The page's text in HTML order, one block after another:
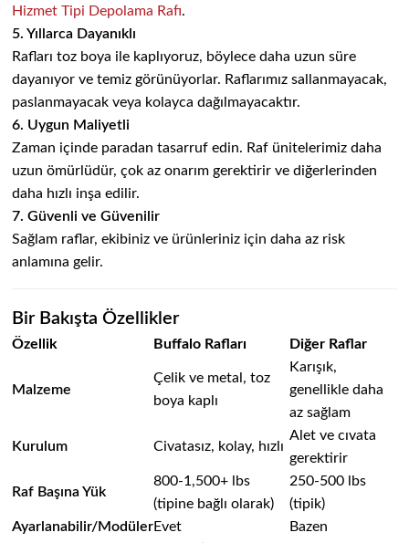
Hizmet Tipi Depolama Rafı.
5. Yıllarca Dayanıklı
Rafları toz boya ile kaplıyoruz, böylece daha uzun süre
dayanıyor ve temiz görünüyorlar. Raflarımız sallanmayacak,
paslanmayacak veya kolayca dağılmayacaktır.
6. Uygun Maliyetli
Zaman içinde paradan tasarruf edin. Raf ünitelerimiz daha
uzun ömürlüdür, çok az onarım gerektirir ve diğerlerinden
daha hızlı inşa edilir.
7. Güvenli ve Güvenilir
Sağlam raflar, ekibiniz ve ürünleriniz için daha az risk
anlamına gelir.
Bir Bakışta Özellikler
Özellik Buffalo Rafları Diğer Raflar
Malzeme
Çelik ve metal, toz
boya kaplı
Karışık,
genellikle daha
az sağlam
Kurulum Civatasız, kolay, hızlı
Alet ve cıvata
gerektirir
Raf Başına Yük
800-1,500+ lbs
(tipine bağlı olarak)
250-500 lbs
(tipik)
Ayarlanabilir/ModülerEvet
Bazen